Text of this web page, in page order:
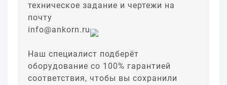
техническое задание и чертежи на
почту
info@ankorn.ru
Наш специалист подберёт
оборудование со 100% гарантией
соответствия, чтобы вы сохранили